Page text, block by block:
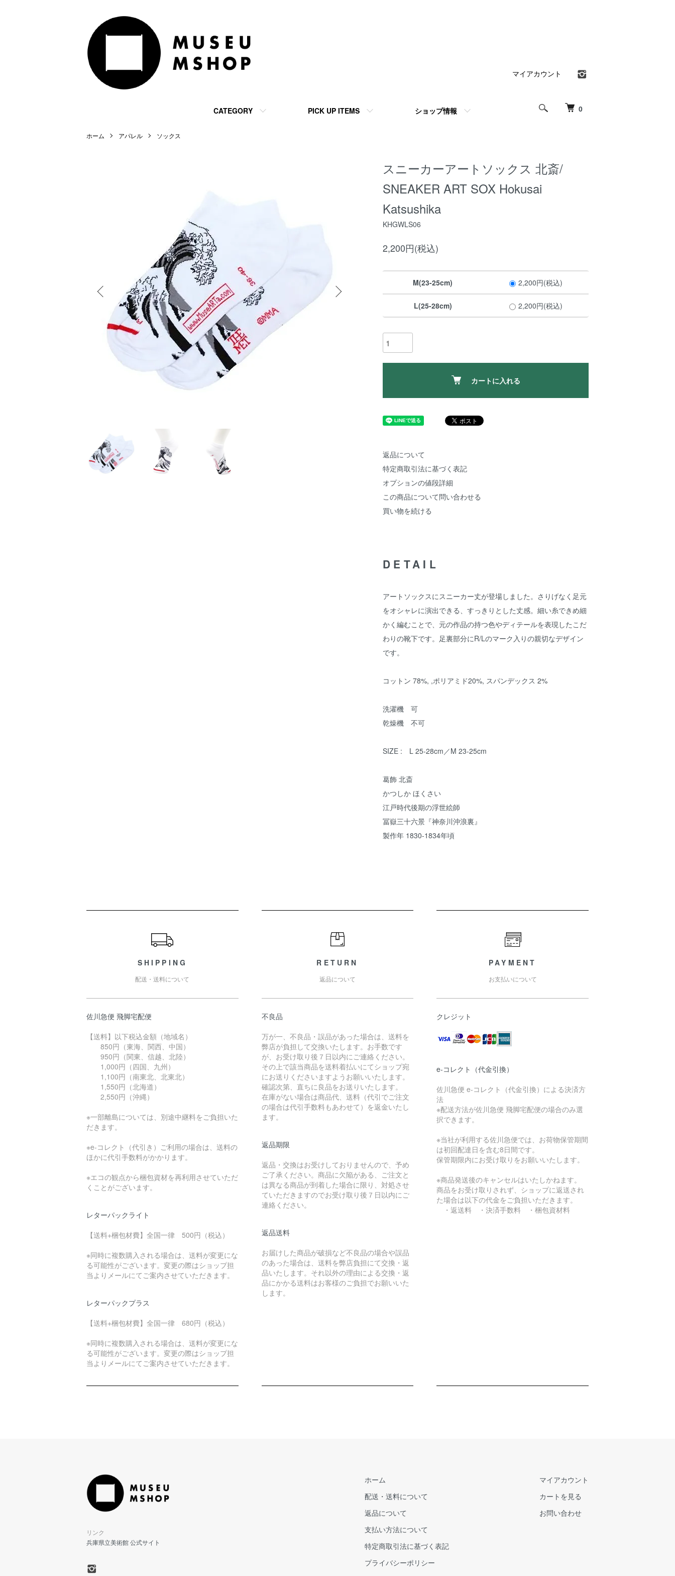
0
CATEGORY PICK UP ITEMS ショップ情報
マイアカウント
ホーム アパレル ソックス
スニーカーアートソックス 北斎/
SNEAKER ART SOX Hokusai
Katsushika
KHGWLS06
2,200円(税込)
M(23-25cm) 2,200円(税込)
L(25-28cm) 2,200円(税込)
カートに入れる
返品について
特定商取引法に基づく表記
オプションの値段詳細
この商品について問い合わせる
買い物を続ける
DETAIL
アートソックスにスニーカー丈が登場しました。さりげなく足元
をオシャレに演出できる、すっきりとした丈感。細い糸できめ細
かく編むことで、元の作品の持つ色やディテールを表現したこだ
わりの靴下です。足裏部分にR/Lのマーク入りの親切なデザイン
です。
コットン 78%, ,ポリアミド20%, スパンデックス 2%
洗濯機 可
乾燥機 不可
SIZE : L 25-28cm／M 23-25cm
葛飾 北斎
かつしか ほくさい
江戸時代後期の浮世絵師
冨嶽三十六景『神奈川沖浪裏』
製作年 1830-1834年頃
SHIPPING
配送・送料について
佐川急便 飛脚宅配便
【送料】以下税込金額（地域名）
850円（東海、関西、中国）
950円（関東、信越、北陸）
1,000円（四国、九州）
1,100円（南東北、北東北）
1,550円（北海道）
2,550円（沖縄）
※一部離島については、別途中継料をご負担いた
だきます。
※e-コレクト（代引き）ご利用の場合は、送料の
ほかに代引手数料がかかります。
※エコの観点から梱包資材を再利用させていただ
くことがございます。
レターパックライト
【送料+梱包材費】全国一律 500円（税込）
※同時に複数購入される場合は、送料が変更にな
る可能性がございます。変更の際はショップ担
当よりメールにてご案内させていただきます。
レターパックプラス
【送料+梱包材費】全国一律 680円（税込）
※同時に複数購入される場合は、送料が変更にな
る可能性がございます。変更の際はショップ担
当よりメールにてご案内させていただきます。
RETURN
返品について
不良品
万が一、不良品・誤品があった場合は、送料を
弊店が負担して交換いたします。お手数です
が、お受け取り後７日以内にご連絡ください。
その上で該当商品を送料着払いにてショップ宛
にお送りくださいますようお願いいたします。
確認次第、直ちに良品をお送りいたします。
在庫がない場合は商品代、送料（代引でご注文
の場合は代引手数料もあわせて）を返金いたし
ます。
返品期限
返品・交換はお受けしておりませんので、予め
ご了承ください。商品に欠陥がある、ご注文と
は異なる商品が到着した場合に限り、対処させ
ていただきますのでお受け取り後７日以内にご
連絡ください。
返品送料
お届けした商品が破損など不良品の場合や誤品
のあった場合は、送料を弊店負担にて交換・返
品いたします。それ以外の理由による交換・返
品にかかる送料はお客様のご負担でお願いいた
します。
PAYMENT
お支払いについて
クレジット
e-コレクト（代金引換）
佐川急便 e-コレクト（代金引換）による決済方
法
※配送方法が佐川急便 飛脚宅配便の場合のみ選
択できます。
※当社が利用する佐川急便では、お荷物保管期間
は初回配達日を含む8日間です。
保管期限内にお受け取りをお願いいたします。
※商品発送後のキャンセルはいたしかねます。
商品をお受け取りされず、ショップに返送され
た場合は以下の代金をご負担いただきます。
・返送料 ・決済手数料 ・梱包資材料
リンク
兵庫県立美術館 公式サイト
ホーム
配送・送料について
返品について
支払い方法について
特定商取引法に基づく表記
プライバシーポリシー
マイアカウント
カートを見る
お問い合わせ